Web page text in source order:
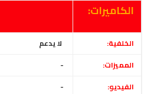
الكاميرات:
الخلفية:
لا يدعم
المميزات:
-
الفيديو:
-